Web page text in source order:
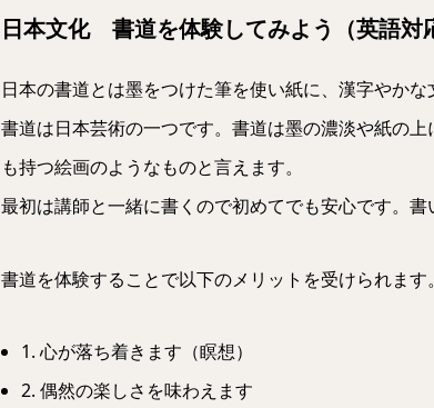
日本文化 書道を体験してみよう（英語対
日本の書道とは墨をつけた筆を使い紙に、漢字やか
書道は日本芸術の一つです。書道は墨の濃淡や紙の
も持つ絵画のようなものと言えます。
最初は講師と一緒に書くので初めてでも安心です。書
書道を体験することで以下のメリットを受けられます。
1. 心が落ち着きます（瞑想）
2. 偶然の楽しさを味わえます